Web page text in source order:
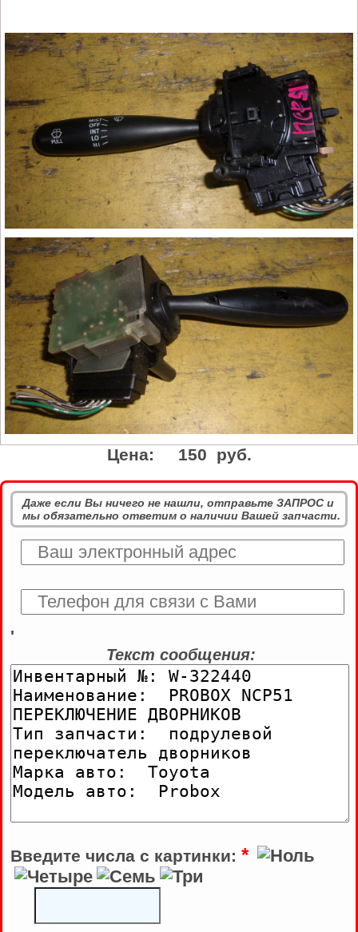
Цена: 150 руб.
Даже если Вы ничего не нашли, отправьте ЗАПРОС и
мы обязательно ответим о наличии Вашей запчасти.
'
Текст сообщения:
Введите числа с картинки: *